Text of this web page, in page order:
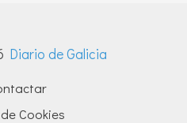
Diario de Galicia
Cookies